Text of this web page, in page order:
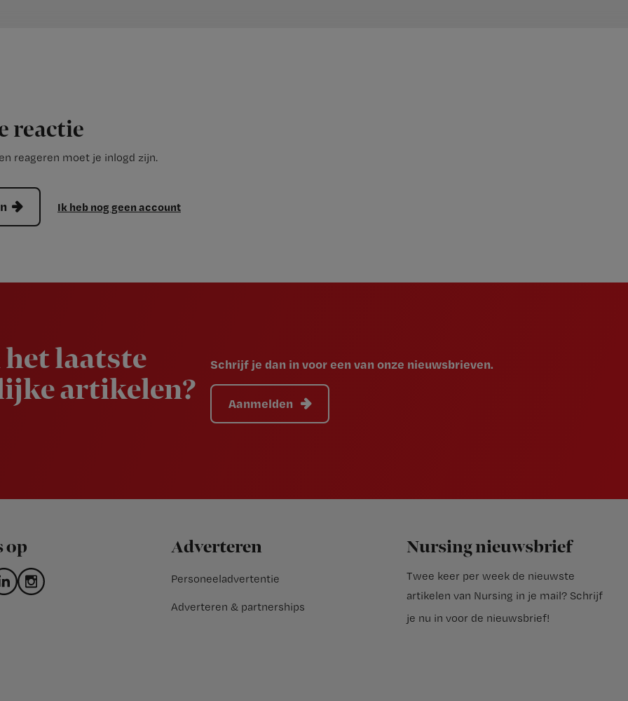
reactie
reageren moet je inlogd zijn.
Ik heb nog geen account
laatste
artikelen?
Schrijf je dan in voor een van onze nieuwsbrieven.
Aanmelden
op Adverteren
Personeeladvertentie
Adverteren & partnerships
Nursing nieuwsbrief
Twee keer per week de nieuwste
artikelen van Nursing in je mail? Schrijf
je nu in voor de nieuwsbrief!